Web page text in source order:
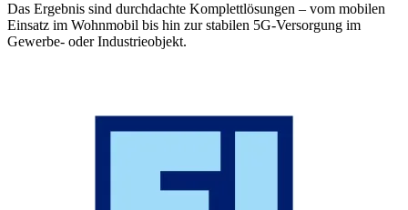
Das Ergebnis sind durchdachte Komplettlösungen – vom mobilen
Einsatz im Wohnmobil bis hin zur stabilen 5G-Versorgung im
Gewerbe- oder Industrieobjekt.